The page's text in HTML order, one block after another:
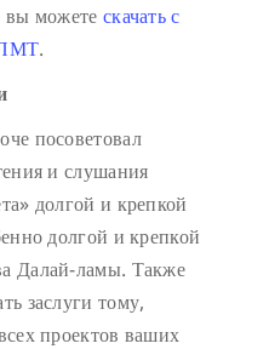
вы можете скачать с
.
посоветовал
и слушания
долгой и крепкой
долгой и крепкой
Далай-ламы. Также
заслуги тому,
проектов ваших